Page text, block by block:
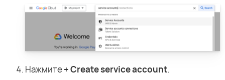
Нажмите+ Create service account.